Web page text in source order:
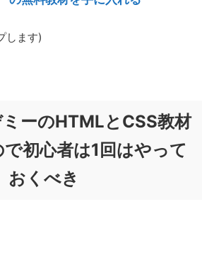
します)
ーのHTMLとCSS教材
初心者は1回はやって
おくべき